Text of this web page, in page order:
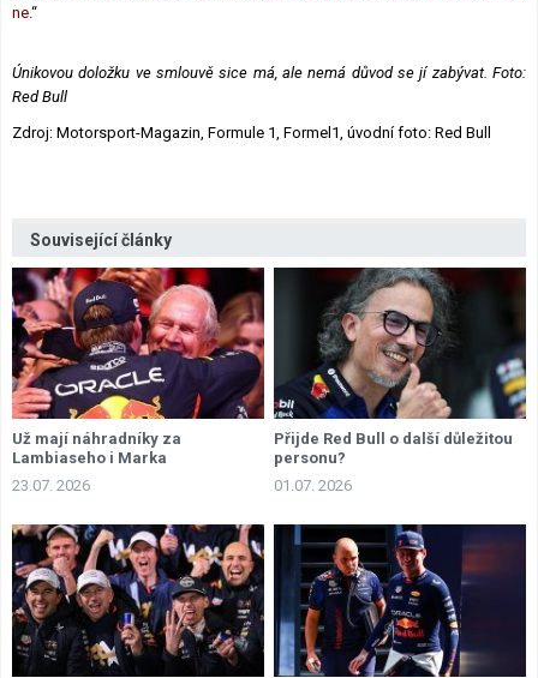
ne.“
Únikovou doložku ve smlouvě sice má, ale nemá důvod se jí zabývat. Foto:
Red Bull
Zdroj: Motorsport-Magazin, Formule 1, Formel1, úvodní foto: Red Bull
Související články
Už mají náhradníky za
Lambiaseho i Marka
23.07. 2026
Přijde Red Bull o další důležitou
personu?
01.07. 2026